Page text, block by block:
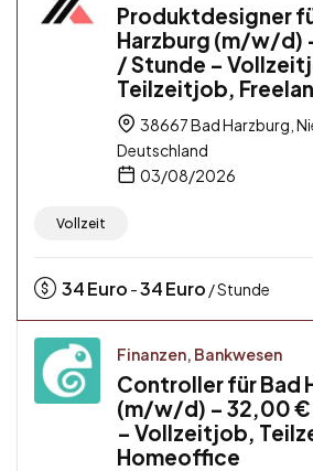
Produktdesigner
Harzburg (m/w/d)
/ Stunde –
Teilzeitjob,
38667 Bad Harzburg,
Deutschland
03/08/2026
Vollzeit
34Euro -34Euro / Stunde
Finanzen, Bankwesen
Controller für Bad
(m/w/d) – 32,00 €
– Vollzeitjob,
Homeoffice